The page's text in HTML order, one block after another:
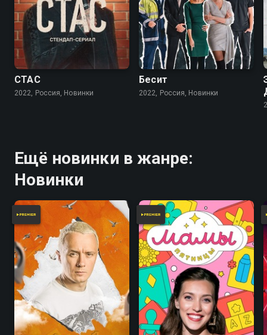
СТАС
2022, Россия, Новинки
Бесит
2022, Россия, Новинки
Ещё новинки в жанре:
Новинки